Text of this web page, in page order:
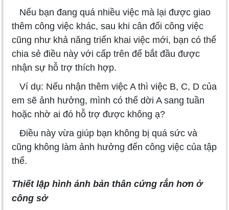
Nếu bạn đang quá nhiều việc mà lại được giao
thêm công việc khác, sau khi cân đối công việc
cũng như khả năng triển khai việc mới, bạn có thể
chia sẻ điều này với cấp trên để bắt đầu được
nhận sự hỗ trợ thích hợp.
Ví dụ: Nếu nhận thêm việc A thì việc B, C, D của
em sẽ ảnh hưởng, mình có thể dời A sang tuần
hoặc nhờ ai đó hỗ trợ được không ạ?
Điều này vừa giúp bạn không bị quá sức và
cũng không làm ảnh hưởng đến công việc của tập
thể.
Thiết lập hình ảnh bản thân cứng rắn hơn ở
công sở